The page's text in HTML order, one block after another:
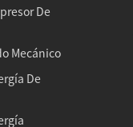
De
Mecánico
De